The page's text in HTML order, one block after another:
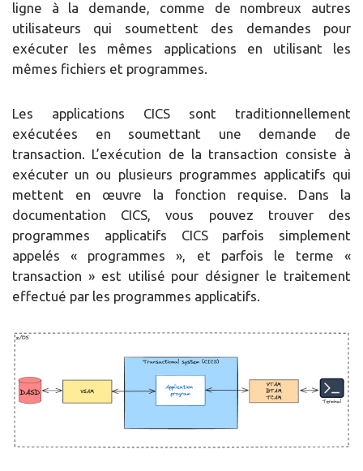
ligne à la demande, comme de nombreux autres
utilisateurs qui soumettent des demandes pour
exécuter les mêmes applications en utilisant les
mêmes fichiers et programmes.
Les applications CICS sont traditionnellement
exécutées en soumettant une demande de
transaction. L’exécution de la transaction consiste à
exécuter un ou plusieurs programmes applicatifs qui
mettent en œuvre la fonction requise. Dans la
documentation CICS, vous pouvez trouver des
programmes applicatifs CICS parfois simplement
appelés « programmes », et parfois le terme «
transaction » est utilisé pour désigner le traitement
effectué par les programmes applicatifs.